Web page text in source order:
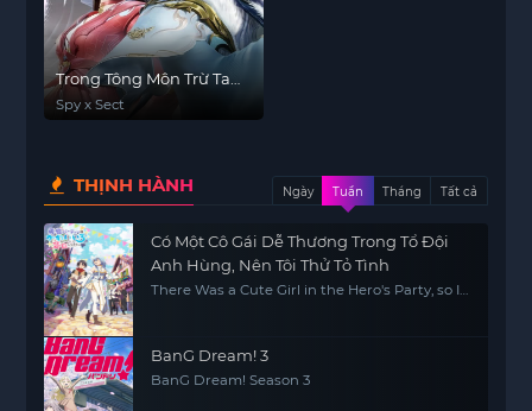
Trong Tông Môn Trừ Ta
Ra Tất Cả Đều Là Gián
Điệp
Spy x Sect
THỊNH HÀNH Ngày Tuần Tháng Tất cả
Có Một Cô Gái Dễ Thương Trong Tổ Đội
Anh Hùng, Nên Tôi Thử Tỏ Tình
There Was a Cute Girl in the Hero's Party, so I
BanG Dream! 3
BanG Dream! Season 3